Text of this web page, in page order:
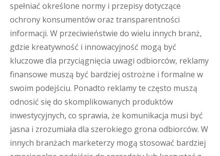
spełniać określone normy i przepisy dotyczące
ochrony konsumentów oraz transparentności
informacji. W przeciwieństwie do wielu innych branż,
gdzie kreatywność i innowacyjność mogą być
kluczowe dla przyciągnięcia uwagi odbiorców, reklamy
finansowe muszą być bardziej ostrożne i formalne w
swoim podejściu. Ponadto reklamy te często muszą
odnosić się do skomplikowanych produktów
inwestycyjnych, co sprawia, że komunikacja musi być
jasna i zrozumiała dla szerokiego grona odbiorców. W
innych branżach marketerzy mogą stosować bardziej